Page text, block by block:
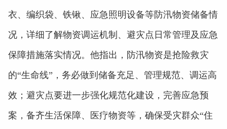
衣、编织袋、铁锹、应急照明设备等防汛物资储备情
况，详细了解物资调运机制、避灾点日常管理及应急
保障措施落实情况。他指出，防汛物资是抢险救灾
的“生命线”，务必做到储备充足、管理规范、调运高
效；避灾点要进一步强化规范化建设，完善应急预
案，备齐生活保障、医疗物资等，确保受灾群众“住